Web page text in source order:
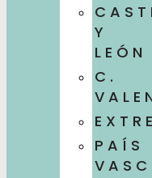
Y
LEÓN
C.
PAÍS